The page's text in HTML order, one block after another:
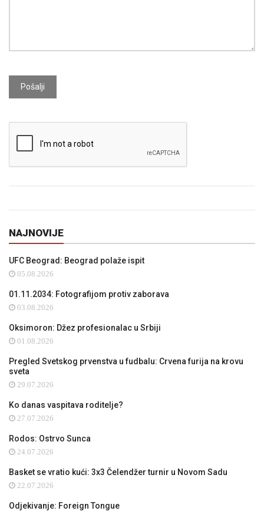
Pošalji
NAJNOVIJE
UFC Beograd: Beograd polaže ispit
05.08.2026
01.11.2034: Fotografijom protiv zaborava
03.08.2026
Oksimoron: Džez profesionalac u Srbiji
01.08.2026
Pregled Svetskog prvenstva u fudbalu: Crvena furija na krovu
sveta
29.07.2026
Ko danas vaspitava roditelje?
27.07.2026
Rodos: Ostrvo Sunca
24.07.2026
Basket se vratio kući: 3x3 Čelendžer turnir u Novom Sadu
22.07.2026
Odjekivanje: Foreign Tongue